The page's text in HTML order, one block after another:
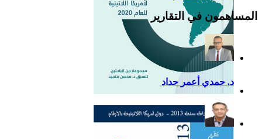
التقرير السياسي لأمريكا
اللاتينية للعام 2020
المساهمون في التقارير
د. حمدي أعمر حداد